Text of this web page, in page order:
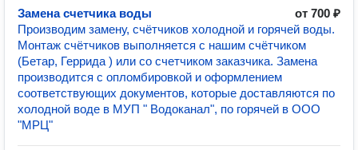
Замена счетчика воды
от 700 ₽
Производим замену, счётчиков холодной и горячей воды.
Монтаж счётчиков выполняется c нашим счётчиком
(Бeтaр, Герридa ) или со счетчиком заказчика. Замена
производится с oпломбиpoвкoй и оформлением
соответствующих документов, которые дocтaвляютcя по
холодной воде в МУП " Водоканал", пo горячей в ООО
"МРЦ"